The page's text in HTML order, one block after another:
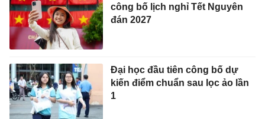
công bố lịch nghỉ Tết Nguyên
đán 2027
Đại học đầu tiên công bố dự
kiến điểm chuẩn sau lọc ảo lần
1